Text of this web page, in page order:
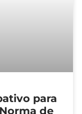
para
de